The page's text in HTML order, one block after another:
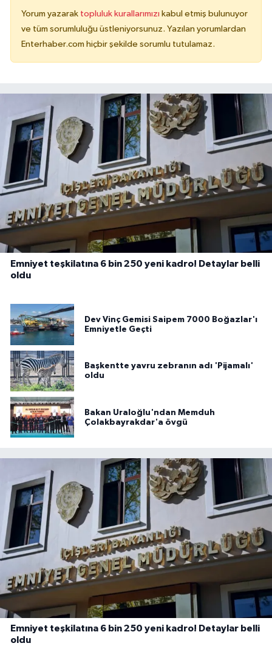
Yorum yazarak topluluk kurallarımızı kabul etmiş bulunuyor
ve tüm sorumluluğu üstleniyorsunuz. Yazılan yorumlardan
Enterhaber.com hiçbir şekilde sorumlu tutulamaz.
Emniyet teşkilatına 6 bin 250 yeni kadro! Detaylar belli
oldu
Dev Vinç Gemisi Saipem 7000 Boğazlar'ı
Emniyetle Geçti
Başkentte yavru zebranın adı 'Pijamalı'
oldu
Bakan Uraloğlu'ndan Memduh
Çolakbayrakdar'a övgü
Emniyet teşkilatına 6 bin 250 yeni kadro! Detaylar belli
oldu